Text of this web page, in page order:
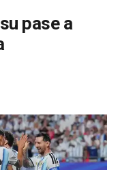
pase a